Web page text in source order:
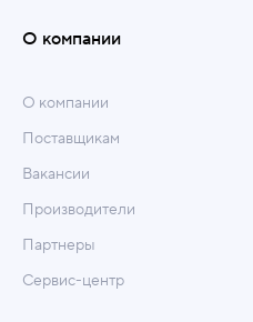
О компании
О компании
Поставщикам
Вакансии
Производители
Партнеры
Сервис-центр